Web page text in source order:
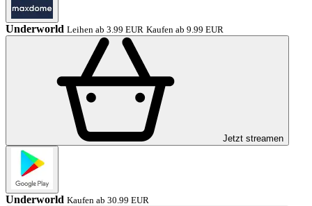
Underworld Leihen ab 3.99 EUR Kaufen ab 9.99 EUR
Jetzt streamen
Underworld Kaufen ab 30.99 EUR